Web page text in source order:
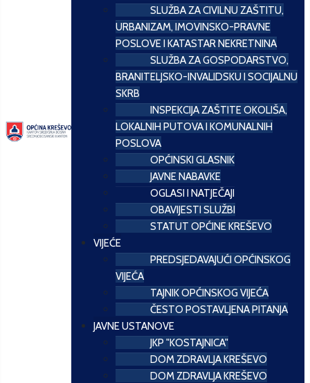
SLUŽBA ZA CIVILNU ZAŠTITU,
URBANIZAM, IMOVINSKO-PRAVNE
POSLOVE I KATASTAR NEKRETNINA
SLUŽBA ZA GOSPODARSTVO,
BRANITELJSKO-INVALIDSKU I SOCIJALNU
SKRB
INSPEKCIJA ZAŠTITE OKOLIŠA,
LOKALNIH PUTOVA I KOMUNALNIH
POSLOVA
OPĆINSKI GLASNIK
JAVNE NABAVKE
OGLASI I NATJEČAJI
OBAVIJESTI SLUŽBI
STATUT OPĆINE KREŠEVO
VIJEĆE
PREDSJEDAVAJUĆI OPĆINSKOG
VIJEĆA
TAJNIK OPĆINSKOG VIJEĆA
ČESTO POSTAVLJENA PITANJA
JAVNE USTANOVE
JKP "KOSTAJNICA"
DOM ZDRAVLJA KREŠEVO
DOM ZDRAVLJA KREŠEVO